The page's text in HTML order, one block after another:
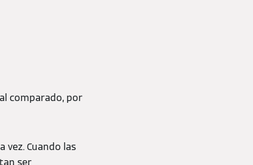
comparado, por
vez. Cuando las
ser